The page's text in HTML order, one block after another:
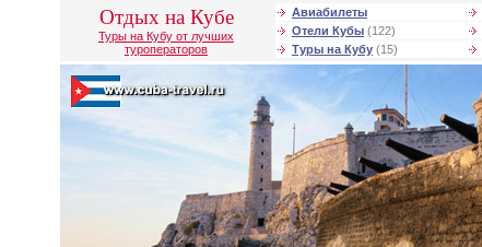
Отдых на Кубе
Туры на Кубу от лучших
туроператоров
Авиабилеты
Отели Кубы (122)
Туры на Кубу (15)